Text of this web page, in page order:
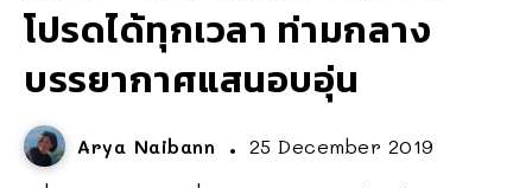
โปรดได้ทุกเวลา ท่ามกลาง
บรรยากาศแสนอบอุ่น
Arya Naibann 25 December 2019